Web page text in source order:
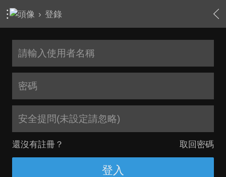
› 登錄
安全提問(未設定請忽略)
還沒有註冊？ 取回密碼
登入